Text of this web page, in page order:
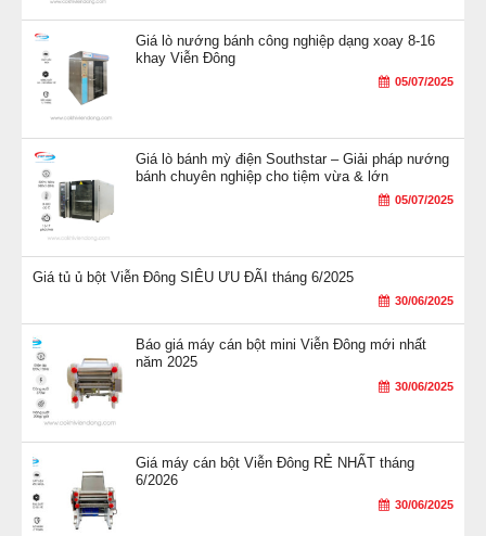
Thiết kế đẹp mắt, chất liệu bền bỉ
Máy bao gồm băng tải hoạt động mạnh
mẽ, liên tục với motor công suất lớn
mà không sợ bị nóng máy.
Phần khung được làm từ thép nguyên
chất, dày dặn, không bị rung lắc trong suốt
quá trình vận hành. Ngoài ra những nơi
Giá lò nướng bánh công nghiệp dạng xoay 8-16
khay Viễn Đông
05/07/2025
Giá lò bánh mỳ điện Southstar – Giải pháp nướng
bánh chuyên nghiệp cho tiệm vừa & lớn
05/07/2025
Giá tủ ủ bột Viễn Đông SIÊU ƯU ĐÃI tháng 6/2025
30/06/2025
Báo giá máy cán bột mini Viễn Đông mới nhất
năm 2025
30/06/2025
Giá máy cán bột Viễn Đông RẺ NHẤT tháng
6/2026
30/06/2025